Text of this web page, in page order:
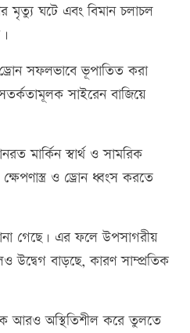
মৃত্যু ঘটে এবং বিমান চলাচল
ড্রোন সফলভাবে ভূপাতিত করা
সাইরেন বাজিয়ে
মার্কিন স্বার্থ ও সামরিক
ও ড্রোন ধ্বংস করতে
গেছে। এর ফলে উপসাগরীয়
উদ্বেগ বাড়ছে, কারণ সাম্প্রতিক
আরও অস্থিতিশীল করে তুলতে